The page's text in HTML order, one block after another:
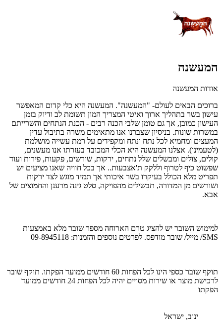
המעשנה
אודות המעשנה
ברוכים הבאים לעולם- "המעשנה". המעשנה היא כלי קדום המאפשר
עישון בשר בתהליך ארוך ואיטי המצריך המון תשומת לב ודיוק בזמן
העישון כמובן, אך גם טומן שלבי הכנה רבים - הכנת הנתחים והשרייתם
במשרות שונות. בניסיון שצברנו אנו מתאימים משרה בתיבול עדין
המעצים ומחמיא לכל נתח ונתח ומקפידים על רמת עשייה מושלמת
(לטעמינו). אצלנו המעשנה היא הכלי המכובד בעזרתו אנו מעשנים,
קולים, צולים ומבשלים שלל נתחים, ירקות, שורשים, פקעות, פירות ועוד
שפשוט כיף לטרוף וללקק ת'אצבעות.. אך בכל חוויה שאנו מציעים יש
תפריט מלא הכולל בעיקרו בשר איכותי אך תמיד מוגש לצד ירקות
ושורשים מן המדורה, תבשילים מהפויקה, סלט גינה מרענן והחמוצים של
אבא.
למימוש השובר יש להציג טרם הארוחה מספר שובר מלא באמצעות
SMS/ מייל/ שובר מודפס. לפרטים נוספים והזמנות: 09-8945118
תוקף שובר כספי הינו לכל הפחות 60 חודשים ממועד הפקתו. תוקף שובר
לרכישת מוצר או שירות מסויים יהיה לכל הפחות 24 חודשים ממועד
הפקתו
ינוב, ישראל